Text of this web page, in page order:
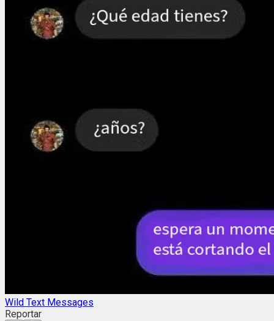
Wild Text Messages
Reportar